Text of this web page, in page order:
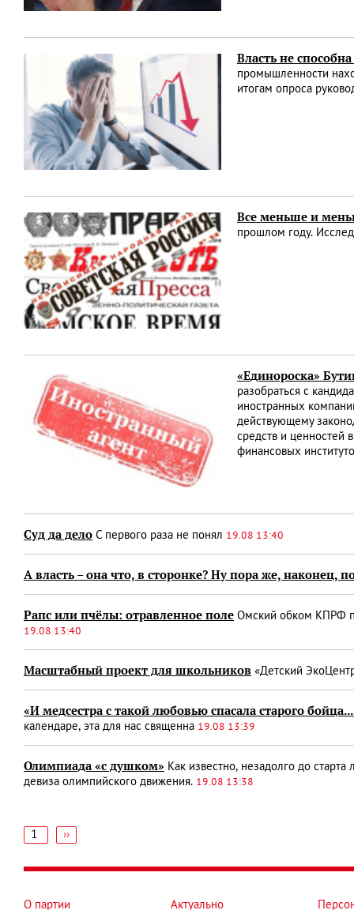
Власть не
промышленности
итогам опроса
Все меньше и
прошлом году.
«Единороска»
разобраться с
иностранных
действующему
средств и ценностей
финансовых
Суд да дело С первого раза не понял 19.08 13:40
А власть – она что, в сторонке? Ну пора же, наконец,
Рапс или пчёлы: отравленное поле Омский обком КПРФ
19.08 13:40
Масштабный проект для школьников «Детский
«И медсестра с такой любовью спасала старого
календаре, эта для нас священна 19.08 13:39
Олимпиада «с душком» Как известно, незадолго до
девиза олимпийского движения. 19.08 13:38
страниц
1
Следующая
››
О партии Актуально